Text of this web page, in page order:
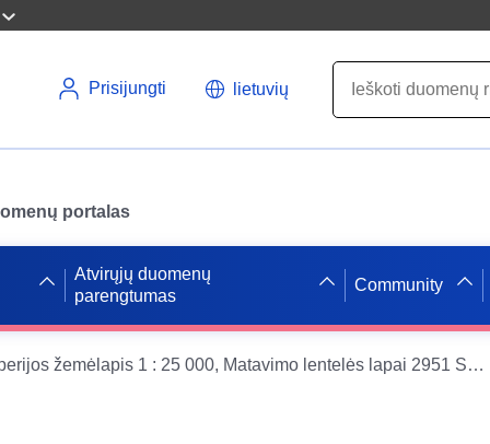
Prisijungti lietuvių
portalas
Atvirųjų duomenų
parengtumas
Community
Vokietijos imperijos žemėlapis 1 : 25 000, Matavimo lentelės lapai 2951 Schwedt